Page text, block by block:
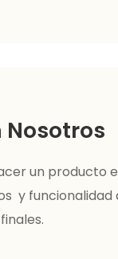
Nosotros
un producto
y